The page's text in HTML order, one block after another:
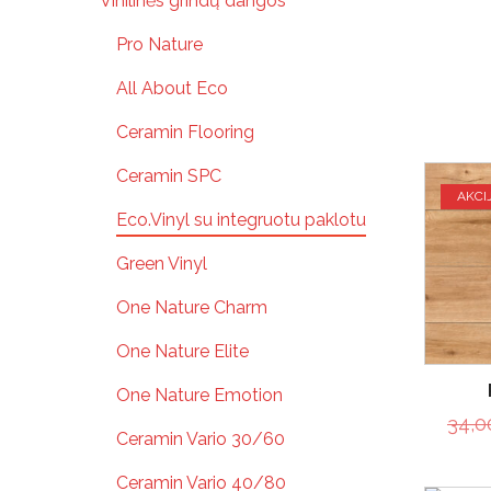
Pro Nature
All About Eco
Ceramin Flooring
Ceramin SPC
Eco.Vinyl su integruotu paklotu
Green Vinyl
One Nature Charm
One Nature Elite
One Nature Emotion
Ceramin Vario 30/60
Ceramin Vario 40/80